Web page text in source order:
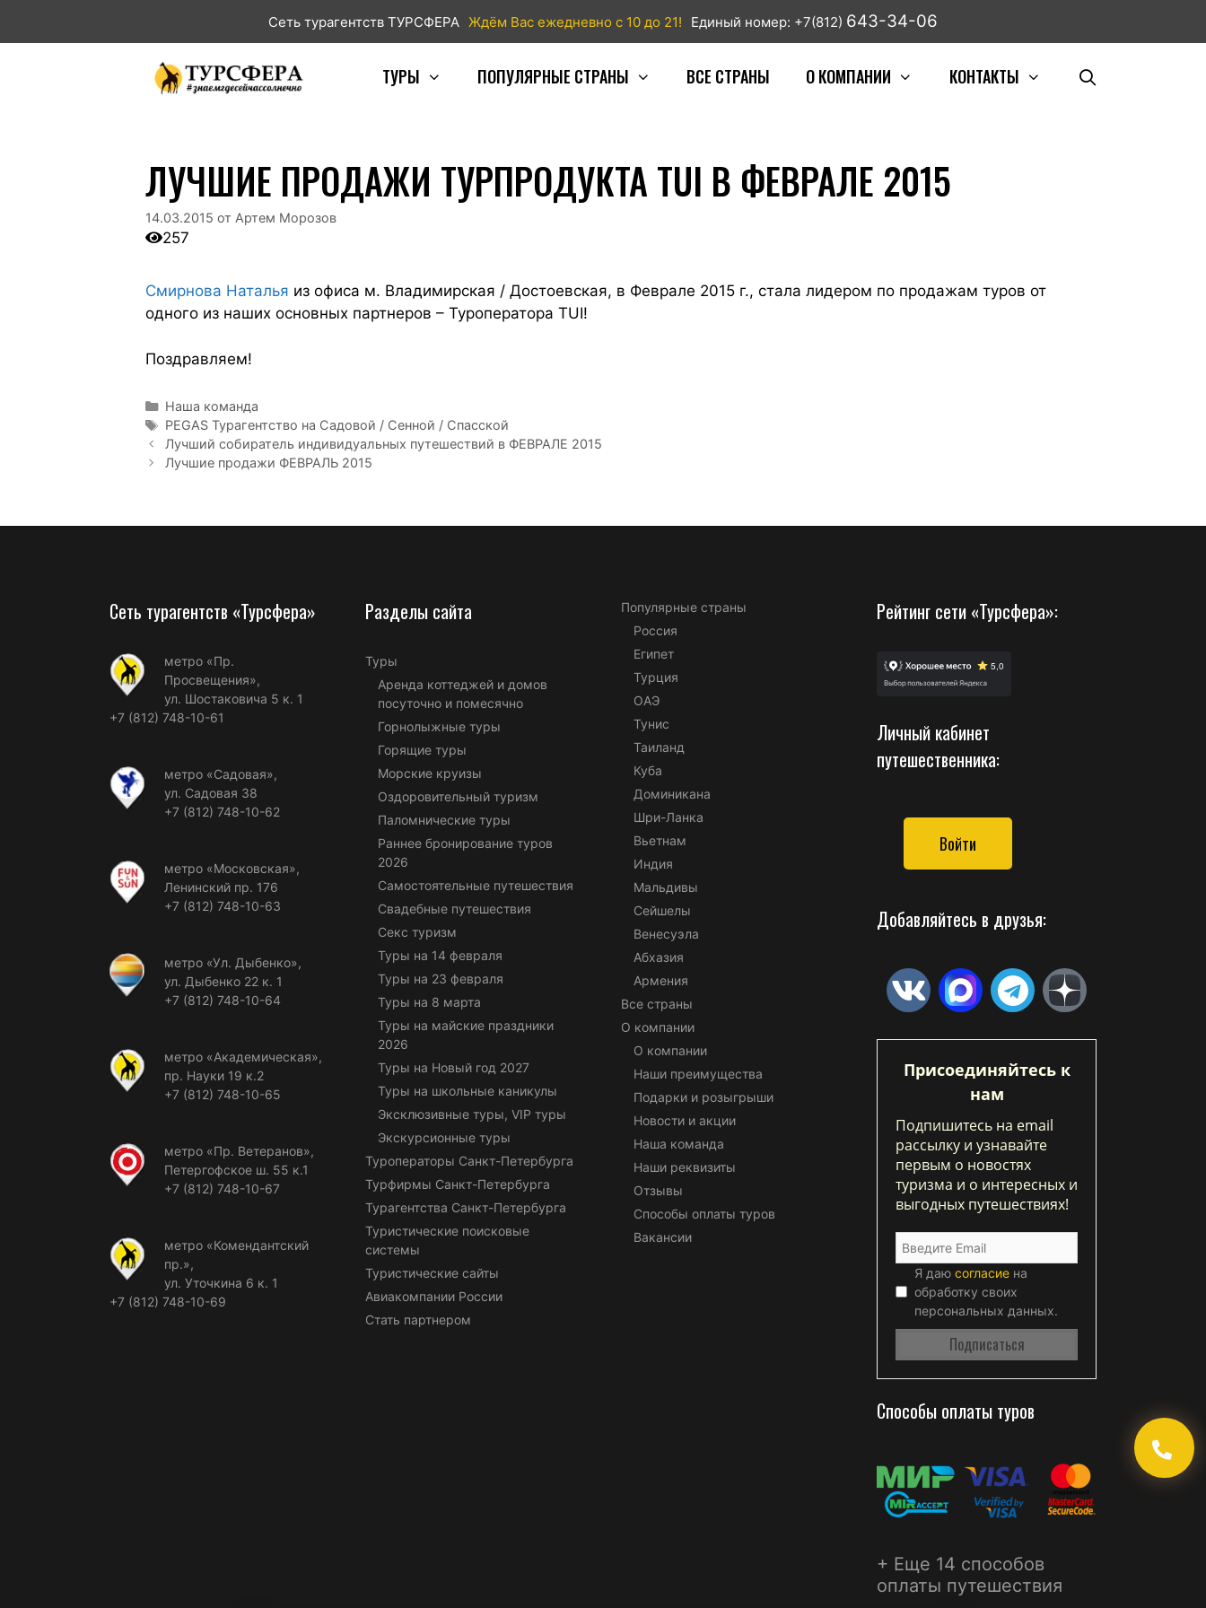
Сеть турагентств ТУРСФЕРА Ждём Вас ежедневно с 10 до 21! Единый номер: +7(812) 643-34-06
ТУРЫ ПОПУЛЯРНЫЕ СТРАНЫ ВСЕ СТРАНЫ О КОМПАНИИ КОНТАКТЫ
ЛУЧШИЕ ПРОДАЖИ ТУРПРОДУКТА TUI В ФЕВРАЛЕ 2015
14.03.2015 от Артем Морозов
257
Смирнова Наталья из офиса м. Владимирская / Достоевская, в Феврале 2015 г., стала лидером по продажам туров от
одного из наших основных партнеров – Туроператора TUI!
Поздравляем!
Наша команда
PEGAS Турагентство на Садовой / Сенной / Спасской
Лучший собиратель индивидуальных путешествий в ФЕВРАЛЕ 2015
Лучшие продажи ФЕВРАЛЬ 2015
Сеть турагентств «Турсфера»
метро «Пр.
Просвещения»,
ул. Шостаковича 5 к. 1
+7 (812) 748-10-61
метро «Садовая»,
ул. Садовая 38
+7 (812) 748-10-62
метро «Московская»,
Ленинский пр. 176
+7 (812) 748-10-63
метро «Ул. Дыбенко»,
ул. Дыбенко 22 к. 1
+7 (812) 748-10-64
метро «Академическая»,
пр. Науки 19 к.2
+7 (812) 748-10-65
метро «Пр. Ветеранов»,
Петергофское ш. 55 к.1
+7 (812) 748-10-67
метро «Комендантский
пр.»,
ул. Уточкина 6 к. 1
+7 (812) 748-10-69
Разделы сайта
Туры
Аренда коттеджей и домов
посуточно и помесячно
Горнолыжные туры
Горящие туры
Морские круизы
Оздоровительный туризм
Паломнические туры
Раннее бронирование туров
2026
Самостоятельные путешествия
Свадебные путешествия
Секс туризм
Туры на 14 февраля
Туры на 23 февраля
Туры на 8 марта
Туры на майские праздники
2026
Туры на Новый год 2027
Туры на школьные каникулы
Эксклюзивные туры, VIP туры
Экскурсионные туры
Туроператоры Санкт-Петербурга
Турфирмы Санкт-Петербурга
Турагентства Санкт-Петербурга
Туристические поисковые
системы
Туристические сайты
Авиакомпании России
Стать партнером
Популярные страны
Россия
Египет
Турция
ОАЭ
Тунис
Таиланд
Куба
Доминикана
Шри-Ланка
Вьетнам
Индия
Мальдивы
Сейшелы
Венесуэла
Абхазия
Армения
Все страны
О компании
О компании
Наши преимущества
Подарки и розыгрыши
Новости и акции
Наша команда
Наши реквизиты
Отзывы
Способы оплаты туров
Вакансии
Рейтинг сети «Турсфера»:
Личный кабинет
путешественника:
Войти
Добавляйтесь в друзья:
Присоединяйтесь к
нам
Подпишитесь на email
рассылку и узнавайте
первым о новостях
туризма и о интересных и
выгодных путешествиях!
Я даю согласие на
обработку своих
персональных данных.
Способы оплаты туров
+ Еще 14 способов
оплаты путешествия